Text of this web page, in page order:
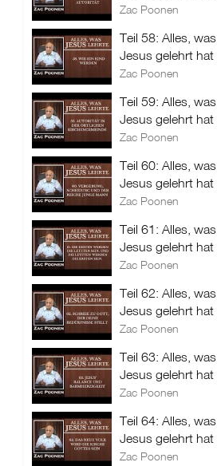
Zac Poonen
Teil 58: Alles, was
Jesus gelehrt hat
Zac Poonen
Teil 59: Alles, was
Jesus gelehrt hat
Zac Poonen
Teil 60: Alles, was
Jesus gelehrt hat
Zac Poonen
Teil 61: Alles, was
Jesus gelehrt hat
Zac Poonen
Teil 62: Alles, was
Jesus gelehrt hat
Zac Poonen
Teil 63: Alles, was
Jesus gelehrt hat
Zac Poonen
Teil 64: Alles, was
Jesus gelehrt hat
Zac Poonen